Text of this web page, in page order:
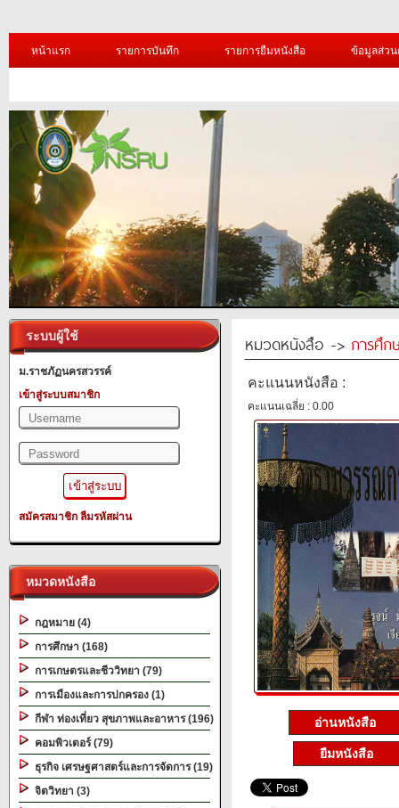
หน้าแรก รายการบันทึก รายการยืมหนังสือ ข้อมูลส่ว
ระบบผู้ใช้
ม.ราชภัฏนครสวรรค์
เข้าสู่ระบบสมาชิก
สมัครสมาชิก ลืมรหัสผ่าน
หมวดหนังสือ
กฎหมาย (4)
การศึกษา (168)
การเกษตรและชีววิทยา (79)
การเมืองและการปกครอง (1)
กีฬา ท่องเที่ยว สุขภาพและอาหาร (196)
คอมพิวเตอร์ (79)
ธุรกิจ เศรษฐศาสตร์และการจัดการ (19)
จิตวิทยา (3)
หมวดหนังสือ -> การศึก
คะแนนหนังสือ :
คะแนนเฉลี่ย : 0.00
อ่านหนังสือ
ยืมหนังสือ